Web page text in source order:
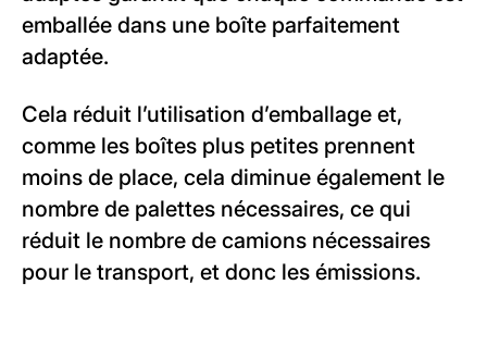
emballée dans une boîte parfaitement
adaptée.
Cela réduit l’utilisation d’emballage et,
comme les boîtes plus petites prennent
moins de place, cela diminue également le
nombre de palettes nécessaires, ce qui
réduit le nombre de camions nécessaires
pour le transport, et donc les émissions.